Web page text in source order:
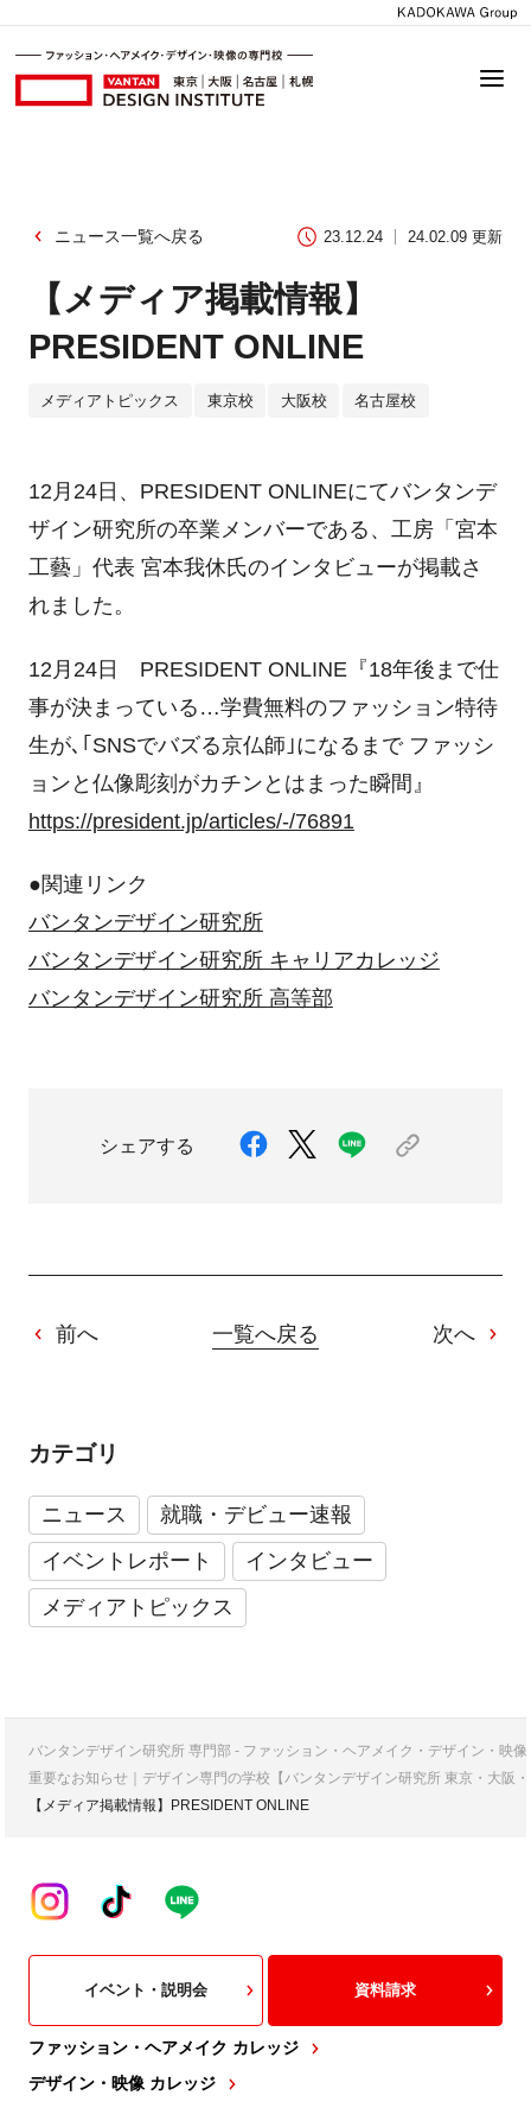
ニュース一覧へ戻る 23.12.24 24.02.09 更新
【メディア掲載情報】
PRESIDENT ONLINE
メディアトピックス 東京校 大阪校 名古屋校
12月24日、PRESIDENT ONLINEにてバンタンデ
ザイン研究所の卒業メンバーである、工房「宮本
工藝」代表 宮本我休氏のインタビューが掲載さ
れました。
12月24日 PRESIDENT ONLINE『18年後まで仕
事が決まっている…学費無料のファッション特待
生が､｢SNSでバズる京仏師｣になるまで ファッシ
ョンと仏像彫刻がカチンとはまった瞬間』
https://president.jp/articles/-/76891
●関連リンク
バンタンデザイン研究所
バンタンデザイン研究所 キャリアカレッジ
バンタンデザイン研究所 高等部
シェアする
前へ 一覧へ戻る 次へ
カテゴリ
ニュース
就職・デビュー速報
イベントレポート
インタビュー
メディアトピックス
バンタンデザイン研究所 専門部 - ファッション・ヘアメイク・デザイン・映
重要なお知らせ｜デザイン専門の学校【バンタンデザイン研究所 東京・大阪
【メディア掲載情報】PRESIDENT ONLINE
ファッション・ヘアメイク カレッジ
デザイン・映像 カレッジ
イベント・説明会 資料請求